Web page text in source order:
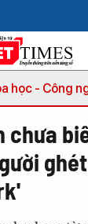
học - Công
chưa